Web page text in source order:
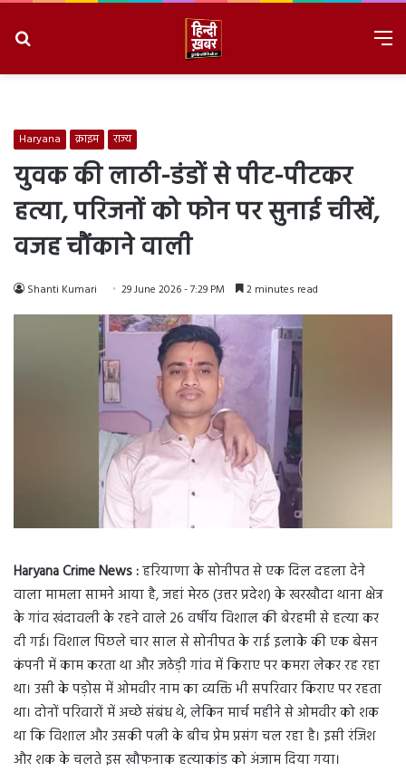
Haryana क्राइम राज्य
युवक की लाठी-डंडों से पीट-पीटकर
हत्या, परिजनों को फोन पर सुनाई चीखें,
वजह चौंकाने वाली
Shanti Kumari 29 June 2026 - 7:29 PM 2 minutes read
Haryana Crime News :हरियाणा के सोनीपत से एक दिल दहला देने
वाला मामला सामने आया है, जहां मेरठ (उत्तर प्रदेश) के खरखौदा थाना क्षेत्र
के गांव खंदावली के रहने वाले 26 वर्षीय विशाल की बेरहमी से हत्या कर
दी गई। विशाल पिछले चार साल से सोनीपत के राई इलाके की एक बेसन
कंपनी में काम करता था और जठेड़ी गांव में किराए पर कमरा लेकर रह रहा
था। उसी के पड़ोस में ओमवीर नाम का व्यक्ति भी सपरिवार किराए पर रहता
था। दोनों परिवारों में अच्छे संबंध थे, लेकिन मार्च महीने से ओमवीर को शक
था कि विशाल और उसकी पत्नी के बीच प्रेम प्रसंग चल रहा है। इसी रंजिश
और शक के चलते इस खौफनाक हत्याकांड को अंजाम दिया गया।